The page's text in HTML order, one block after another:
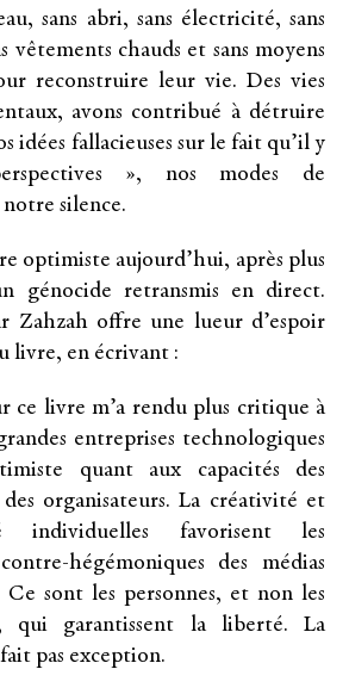
sans abri, sans électricité, sans
vêtements chauds et sans moyens
reconstruire leur vie. Des vies
avons contribué à détruire
idées fallacieuses sur le fait qu’il y
», nos modes de
silence.
optimiste aujourd’hui, après plus
génocide retransmis en direct.
Zahzah offre une lueur d’espoir
livre, en écrivant :
ce livre m’a rendu plus critique à
entreprises technologiques
quant aux capacités des
organisateurs. La créativité et
individuelles favorisent les
hégémoniques des médias
Ce sont les personnes, et non les
qui garantissent la liberté. La
pas exception.